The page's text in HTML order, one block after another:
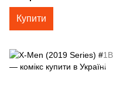
Купити